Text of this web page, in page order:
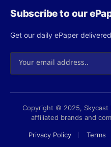
Subscribe to our
Get our daily ePaper
Copyright © 2025,
affiliated brands and
Privacy Policy Terms